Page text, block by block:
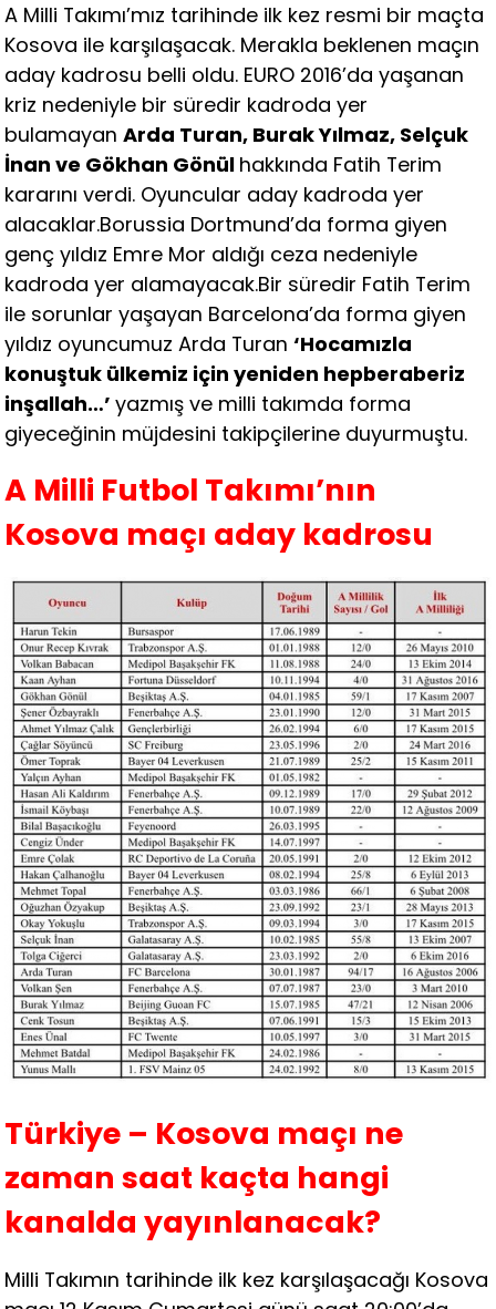
A Milli Takımı’mız tarihinde ilk kez resmi bir maçta
Kosova ile karşılaşacak. Merakla beklenen maçın
aday kadrosu belli oldu. EURO 2016’da yaşanan
kriz nedeniyle bir süredir kadroda yer
bulamayanArda Turan, Burak Yılmaz, Selçuk
İnan ve Gökhan Gönül hakkında Fatih Terim
kararını verdi. Oyuncular aday kadroda yer
alacaklar.Borussia Dortmund’da forma giyen
genç yıldız Emre Mor aldığı ceza nedeniyle
kadroda yer alamayacak.Bir süredir Fatih Terim
ile sorunlar yaşayan Barcelona’da forma giyen
yıldız oyuncumuz Arda Turan‘Hocamızla
konuştuk ülkemiz için yeniden hepberaberiz
inşallah…’yazmış ve milli takımda forma
giyeceğinin müjdesini takipçilerine duyurmuştu.
A Milli Futbol Takımı’nın
Kosova maçı aday kadrosu
Türkiye – Kosova maçı ne
zaman saat kaçta hangi
kanalda yayınlanacak?
Milli Takımın tarihinde ilk kez karşılaşacağı Kosova